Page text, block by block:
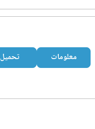
معلومات تحميل